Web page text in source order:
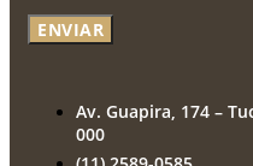
ENVIAR
Av. Guapira, 174 –
000